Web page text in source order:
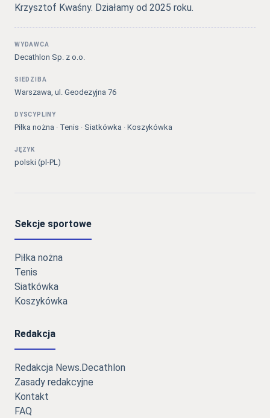
Krzysztof Kwaśny. Działamy od 2025 roku.
WYDAWCA
Decathlon Sp. z o.o.
SIEDZIBA
Warszawa, ul. Geodezyjna 76
DYSCYPLINY
Piłka nożna · Tenis · Siatkówka · Koszykówka
JĘZYK
polski (pl-PL)
Sekcje sportowe
Piłka nożna
Tenis
Siatkówka
Koszykówka
Redakcja
Redakcja News.Decathlon
Zasady redakcyjne
Kontakt
FAQ